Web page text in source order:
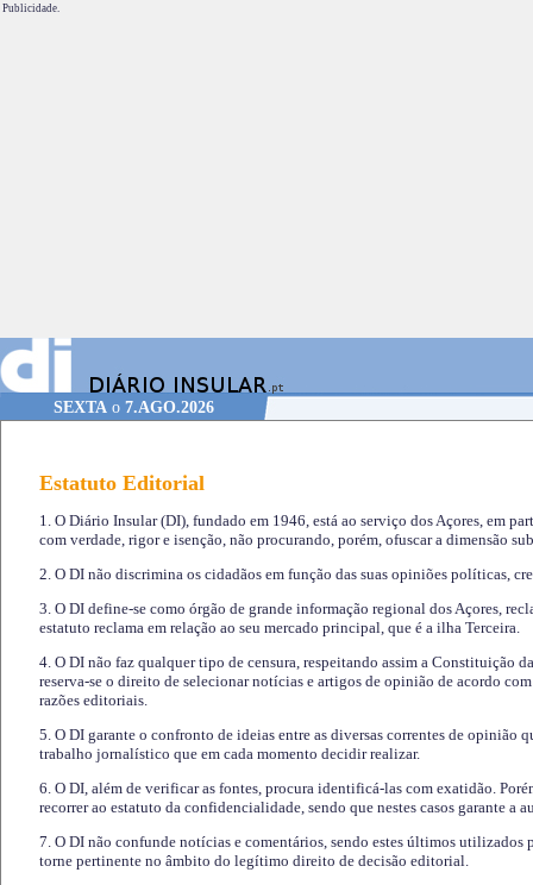
Publicidade.
SEXTA o 7.AGO.2026
Estatuto Editorial
1. O Diário Insular (DI), fundado em 1946, está ao serviço dos Açores, em
com verdade, rigor e isenção, não procurando, porém, ofuscar a dimensão
2. O DI não discrimina os cidadãos em função das suas opiniões políticas,
3. O DI define-se como órgão de grande informação regional dos Açores,
estatuto reclama em relação ao seu mercado principal, que é a ilha Terceira.
4. O DI não faz qualquer tipo de censura, respeitando assim a Constituição
reserva-se o direito de selecionar notícias e artigos de opinião de acordo
razões editoriais.
5. O DI garante o confronto de ideias entre as diversas correntes de opinião
trabalho jornalístico que em cada momento decidir realizar.
6. O DI, além de verificar as fontes, procura identificá-las com exatidão.
recorrer ao estatuto da confidencialidade, sendo que nestes casos garante a
7. O DI não confunde notícias e comentários, sendo estes últimos utilizados
torne pertinente no âmbito do legítimo direito de decisão editorial.